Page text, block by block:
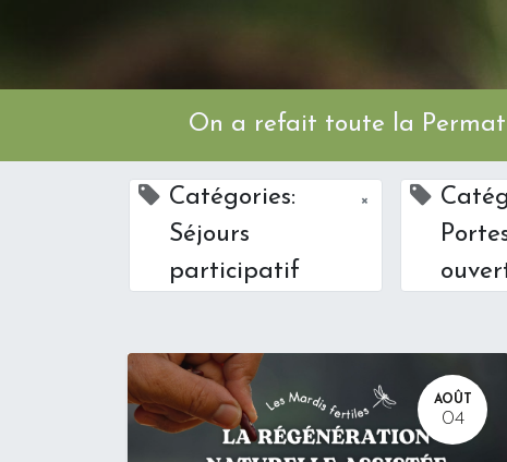
On a refait toute la
Catégories:
Séjours
participatif
×
AOÛT
04